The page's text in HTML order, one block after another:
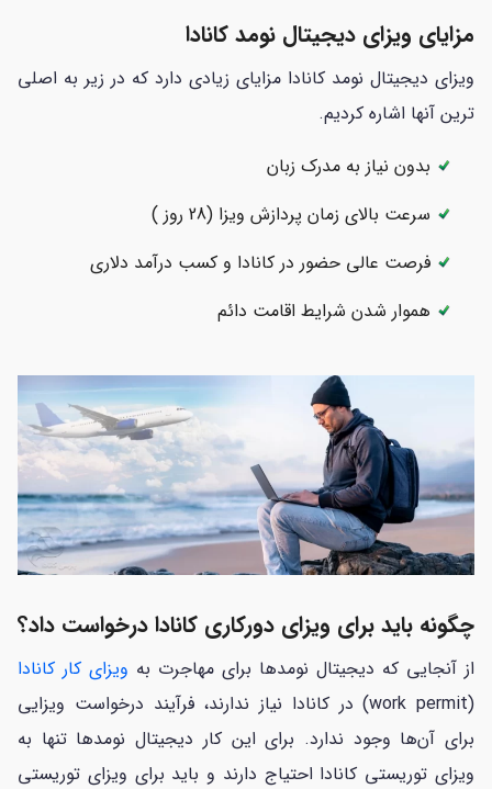
مزایای ویزای دیجیتال نومد کانادا
ویزای دیجیتال نومد کانادا مزایای زیادی دارد که در زیر به اصلی
ترین آنها اشاره کردیم.
بدون نیاز به مدرک زبان
سرعت بالای زمان پردازش ویزا (28 روز )
فرصت عالی حضور در کانادا و کسب درآمد دلاری
هموار شدن شرایط اقامت دائم
چگونه باید برای ویزای دورکاری کانادا درخواست داد؟
از آنجایی که دیجیتال نومدها برای مهاجرت به ویزای کار کانادا
(work permit) در کانادا نیاز ندارند، فرآیند درخواست ویزایی
برای آن‌ها وجود ندارد. برای این کار دیجیتال نومدها تنها به
ویزای توریستی کانادا احتیاج دارند و باید برای ویزای توریستی